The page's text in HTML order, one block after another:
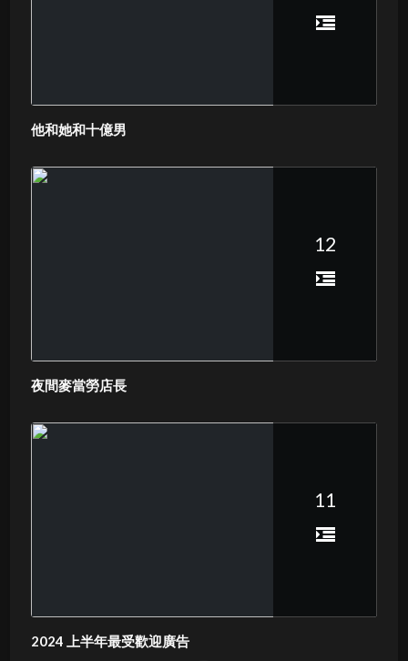
他和她和十億男
12
夜間麥當勞店長
11
2024 上半年最受歡迎廣告